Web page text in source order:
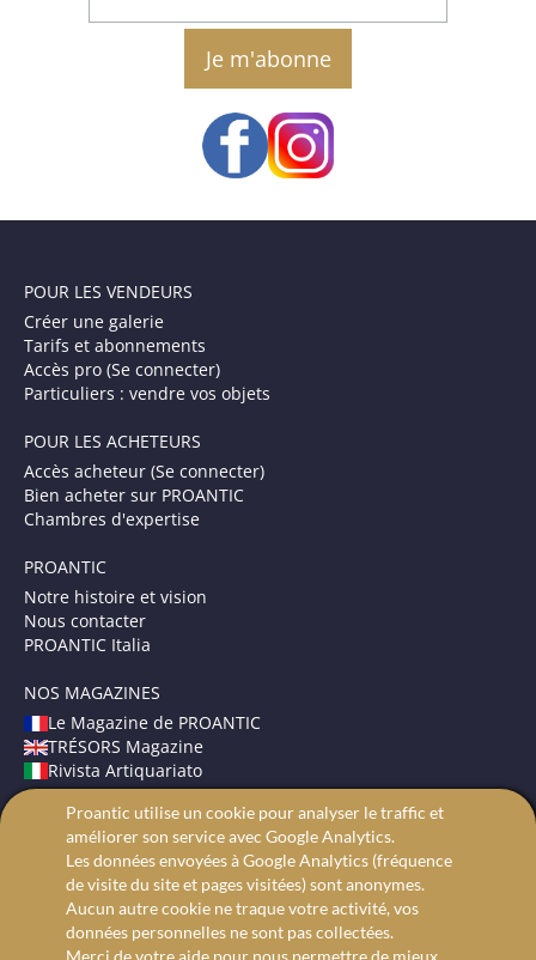
email
POUR LES VENDEURS
Créer une galerie
Tarifs et abonnements
Accès pro (Se connecter)
Particuliers : vendre vos objets
POUR LES ACHETEURS
Accès acheteur (Se connecter)
Bien acheter sur PROANTIC
Chambres d'expertise
PROANTIC
Notre histoire et vision
Nous contacter
PROANTIC Italia
NOS MAGAZINES
Le Magazine de PROANTIC
TRÉSORS Magazine
Rivista Artiquariato
CONDITIONS GÉNÉRALES
Mentions légales
Protection des données
Recherche avancée
Proantic utilise un cookie pour analyser le traffic et
améliorer son service avec Google Analytics.
Les données envoyées à Google Analytics (fréquence
de visite du site et pages visitées) sont anonymes.
Aucun autre cookie ne traque votre activité, vos
données personnelles ne sont pas collectées.
Merci de votre aide pour nous permettre de mieux